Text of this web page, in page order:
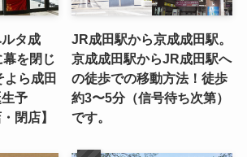
ルタ成
を閉じ
よら成田
予
閉店】
JR成田駅から京成成田駅。
京成成田駅からJR成田駅へ
の徒歩での移動方法！徒歩
約3〜5分（信号待ち次第）
です。